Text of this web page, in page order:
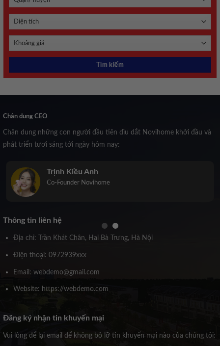
Chân dung CEO
Chân dung những con người đầu tiên dìu dắt Novihome khởi đầu và
phát triển tươi sáng tới ngày hôm nay:
Trịnh Kiều Anh
Co-Founder Novihome
Thông tin liên hệ
Địa chỉ: Trần Khát Chân, Hai Bà Trưng, Hà Nội
Điện thoại: 0972939xxx
Email: webdemo@gmail.com
Website: https://webdemo.com
Đăng ký nhận tin khuyến mại
Vui lòng để lại email để không bỏ lỡ tin khuyến mại nào của chúng tôi: